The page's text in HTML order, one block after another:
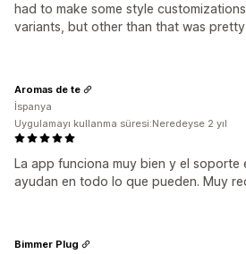
had to make some style
variants, but other than that was
La app funciona muy bien y el soporte
ayudan en todo lo que pueden. Muy
Aromas de te
İspanya
Uygulamayı kullanma süresi:Neredeyse 2 yıl
Bimmer Plug